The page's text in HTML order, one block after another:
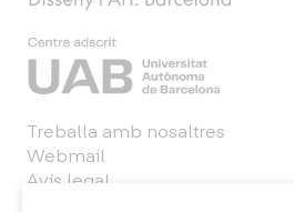
Treballa amb nosaltres
Webmail
Avís legal